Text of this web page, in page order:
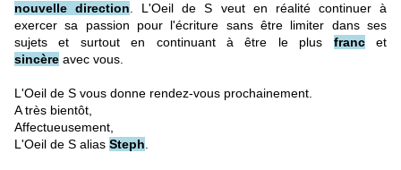
nouvelle direction . L'Oeil de S veut en réalité continuer à
exercer sa passion pour l'écriture sans être limiter dans ses
sujets et surtout en continuant à être le plus franc
et
sincère avec vous.
L'Oeil de S vous donne rendez-vous prochainement.
A très bientôt,
Affectueusement,
L'Oeil de S alias Steph